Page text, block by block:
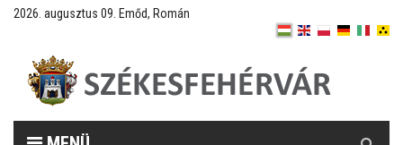
2026. augusztus 09. Emőd, Román